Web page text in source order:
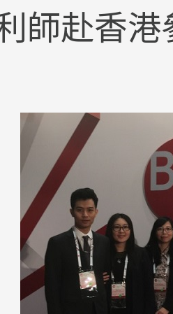
師赴香